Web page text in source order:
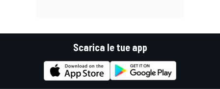
Scarica le tue app